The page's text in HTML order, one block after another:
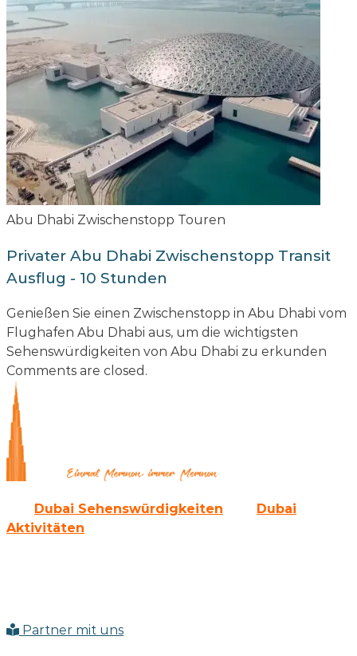
Abu Dhabi Zwischenstopp Touren
Privater Abu Dhabi Zwischenstopp Transit
Ausflug - 10 Stunden
Genießen Sie einen Zwischenstopp in Abu Dhabi vom
Flughafen Abu Dhabi aus, um die wichtigsten
Sehenswürdigkeiten von Abu Dhabi zu erkunden
Comments are closed.
Dubai Sehenswürdigkeiten
Dubai
Aktivitäten
Partner mit uns